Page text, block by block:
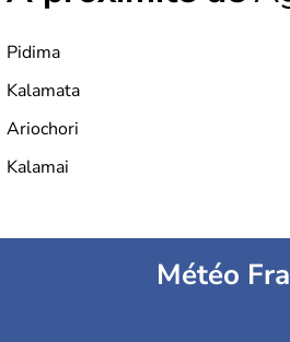
est définitivement reconnue
partir de 1830.
Pidima
Kalamata
Ariochori
Kalamai
Météo